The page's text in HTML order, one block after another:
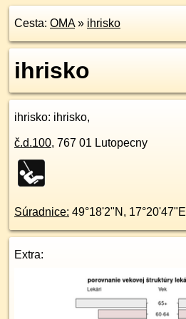
Cesta: OMA» ihrisko
ihrisko
ihrisko: ihrisko,
č.d.100, 767 01 Lutopecny
Súradnice: 49°18'2"N , 17°20'47"E
Extra: